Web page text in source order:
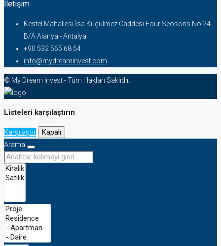
İletişim
Kestel Mahallesi İsa Küçülmez Caddesi Four Seosons No:24
B/A Alanya - Antalya
+90 532 565 68 54
info@mydreaminvest.com
© My Dream Invest - Tüm Hakları Saklıdır.
Listeleri karşılaştırın
Karşılaştır
Kapalı
Arama